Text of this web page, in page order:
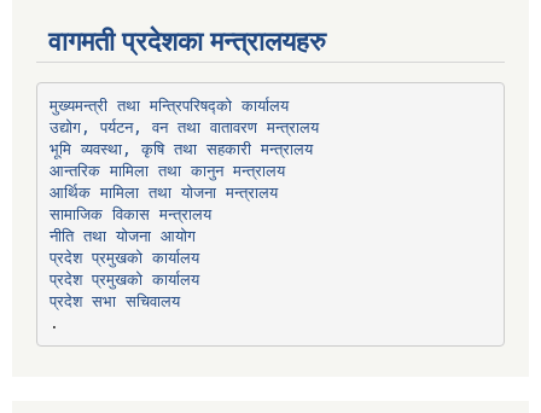
वागमती प्रदेशका मन्त्रालयहरु
मुख्यमन्त्री तथा मन्त्रिपरिषद्को कार्यालय
उद्योग, पर्यटन, वन तथा वातावरण मन्त्रालय
भूमि व्यवस्था, कृषि तथा सहकारी मन्त्रालय
आन्तरिक मामिला तथा कानुन मन्त्रालय
आर्थिक मामिला तथा योजना मन्त्रालय
सामाजिक विकास मन्त्रालय
नीति तथा योजना आयोग
प्रदेश प्रमुखको कार्यालय
प्रदेश प्रमुखको कार्यालय
प्रदेश सभा सचिवालय